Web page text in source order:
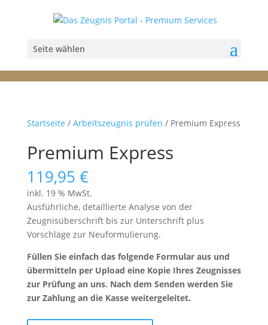
Seite wählen
Startseite / Arbeitszeugnis prüfen / Premium Express
Premium Express
119,95 €
inkl. 19 % MwSt.
Ausführliche, detaillierte Analyse von der
Zeugnisüberschrift bis zur Unterschrift plus
Vorschläge zur Neuformulierung.
Füllen Sie einfach das folgende Formular aus und
übermitteln per Upload eine Kopie Ihres Zeugnisses
zur Prüfung an uns. Nach dem Senden werden Sie
zur Zahlung an die Kasse weitergeleitet.